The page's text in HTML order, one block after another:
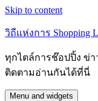
Skip to content
วิถีแห่งการ Shopping
ทุกไตล์การช๊อปปิ้ง ข่
ติดตามอ่านกันได้ที่นี่
Menu and widgets